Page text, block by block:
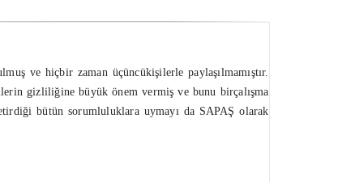
ve hiçbir zaman üçüncükişilerle paylaşılmamıştır.
gizliliğine büyük önem vermiş ve bunu birçalışma
bütün sorumluluklara uymayı da SAPAŞ olarak